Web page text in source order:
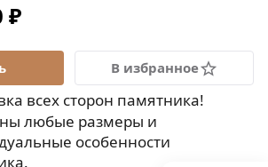
₽
В избранное
всех сторон памятника!
любые размеры и
особенности